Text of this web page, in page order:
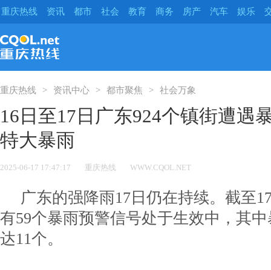
重庆热线 资讯 都市 社会 教育 商务 房产 汽车 娱乐
重庆热线 资讯中心 都市聚焦 社会万象
16日至17日广东924个镇街遭遇
特大暴雨
2025-06-17 17:47:17 重庆热线 WWW.CQOL.NET
广东的强降雨17日仍在持续。截至
有59个暴雨预警信号处于生效中，其
达11个。